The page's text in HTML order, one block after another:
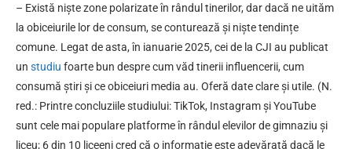
– Există niște zone polarizate în rândul tinerilor, dar dacă ne uităm
la obiceiurile lor de consum, se conturează și niște tendințe
comune. Legat de asta, în ianuarie 2025, cei de la CJI au publicat
un studiu foarte bun despre cum văd tinerii influencerii, cum
consumă știri și ce obiceiuri media au. Oferă date clare și utile. (N.
red.: Printre concluziile studiului: TikTok, Instagram și YouTube
sunt cele mai populare platforme în rândul elevilor de gimnaziu și
liceu; 6 din 10 liceeni cred că o informație este adevărată dacă le